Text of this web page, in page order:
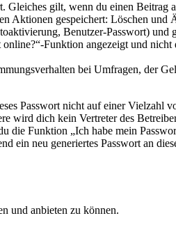
Gleiches gilt, wenn du einen Beitrag
Aktionen gespeichert: Löschen und
Benutzer-Passwort) und
Funktion angezeigt und nicht
bei Umfragen, der
Passwort nicht auf einer Vielzahl
wird dich kein Vertreter des
die Funktion „Ich habe mein
ein neu generiertes Passwort an
und anbieten zu können.